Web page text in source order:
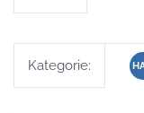
Kategorie: